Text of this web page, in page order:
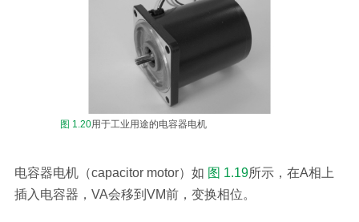
图 1.20用于工业用途的电容器电机
电容器电机（capacitor motor）如 图 1.19所示，在A相上
插入电容器，VA会移到VM前，变换相位。